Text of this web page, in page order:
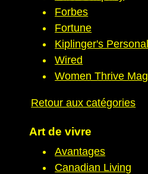
Forbes
Fortune
Kiplinger's
Wired
Women Thrive
Retour aux catégories
Art de vivre
Avantages
Canadian Living